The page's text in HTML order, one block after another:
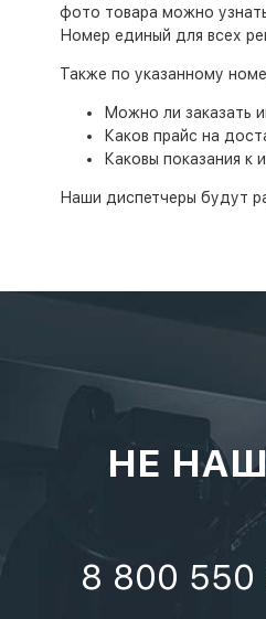
фото товара можно
Номер единый для всех
Также по указанному
Можно ли заказать
Каков прайс на
Каковы показания к
Наши диспетчеры будут
НЕ
8 800 550